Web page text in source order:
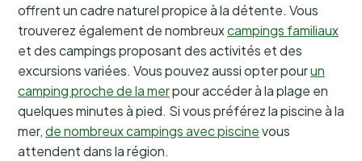
offrent un cadre naturel propice à la détente. Vous
trouverez également de nombreuxcampings familiaux
et des campings proposant des activités et des
excursions variées. Vous pouvez aussi opter pourun
camping proche de la merpour accéder à la plage en
quelques minutes à pied. Si vous préférez la piscine à la
mer,de nombreux campings avec piscinevous
attendent dans la région.